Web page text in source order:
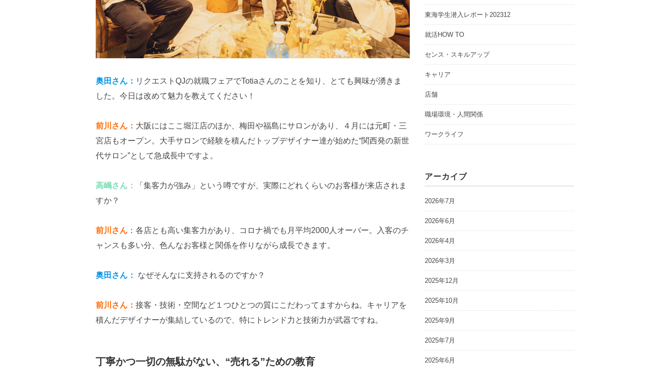
奥田さん： リクエストQJの就職フェアでTotiaさんのことを知り、とても興味が湧きま
した。今日は改めて魅力を教えてください！
前川さん： 大阪にはここ堀江店のほか、梅田や福島にサロンがあり、４月には元町・三
宮店もオープン。大手サロンで経験を積んだトップデザイナー達が始めた“関西発の新世
代サロン”として急成長中ですよ。
高嶋さん：
「集客力が強み」という噂ですが、実際にどれくらいのお客様が来店されま
すか？
前川さん ：各店とも高い集客力があり、コロナ禍でも月平均2000人オーバー。入客のチ
ャンスも多い分、色んなお客様と関係を作りながら成長できます。
奥田さん： なぜそんなに支持されるのですか？
前川さん： 接客・技術・空間など１つひとつの質にこだわってますからね。キャリアを
積んだデザイナーが集結しているので、特にトレンド力と技術力が武器ですね。
丁寧かつ一切の無駄がない、“売れる”ための教育
東海学生潜入レポート202312
就活HOW TO
センス・スキルアップ
キャリア
店舗
職場環境・人間関係
ワークライフ
アーカイブ
2026年7月
2026年6月
2026年4月
2026年3月
2025年12月
2025年10月
2025年9月
2025年7月
2025年6月